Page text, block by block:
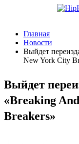
Главная
Новости
Выйдет
New York City
Выйдет
«Breaking
Breakers»